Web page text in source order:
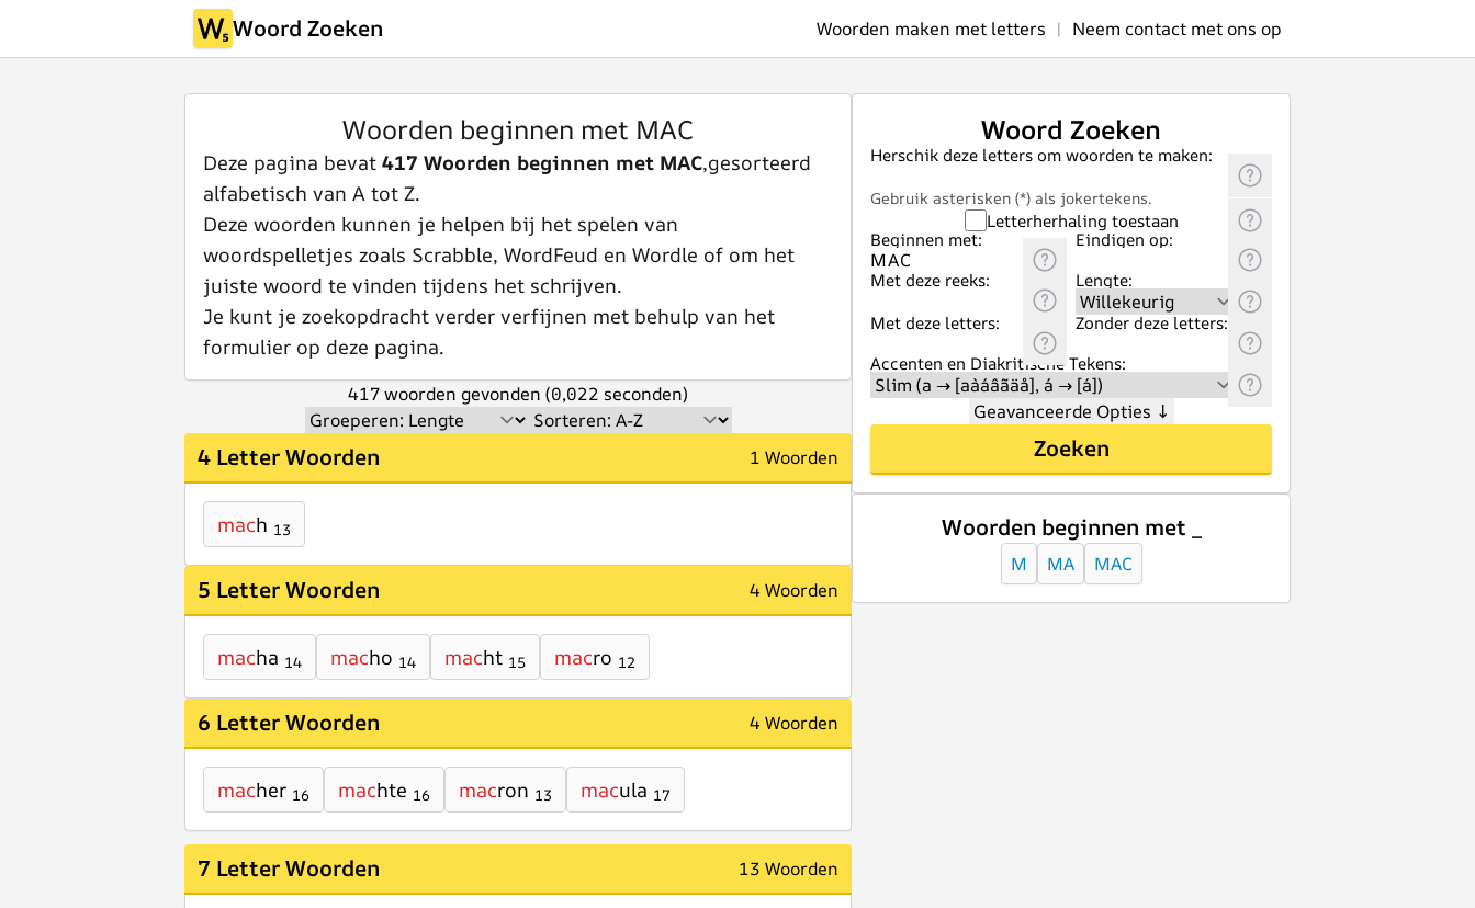
Woord Zoeken Woorden maken met letters | Neem contact met ons op
Woorden beginnen met MAC
Deze pagina bevat 417 Woorden beginnen met MAC,gesorteerd
alfabetisch van A tot Z.
Deze woorden kunnen je helpen bij het spelen van
woordspelletjes zoals Scrabble, WordFeud en Wordle of om het
juiste woord te vinden tijdens het schrijven.
Je kunt je zoekopdracht verder verfijnen met behulp van het
formulier op deze pagina.
417 woorden gevonden (0,022 seconden)
4 Letter Woorden 1 Woorden
mach 13
5 Letter Woorden 4 Woorden
macha 14 macho 14 macht 15 macro 12
6 Letter Woorden 4 Woorden
macher 16 machte 16 macron 13 macula 17
7 Letter Woorden 13 Woorden
Woord Zoeken
Herschik deze letters om woorden te maken:
Gebruik asterisken (*) als jokertekens.
Letterherhaling toestaan
Beginnen met:
Eindigen op:
Met deze reeks:
Lengte:
Met deze letters:
Zonder deze letters:
Accenten en Diakritische Tekens:
Geavanceerde Opties ↓
Zoeken
Woorden beginnen met _
M MA MAC